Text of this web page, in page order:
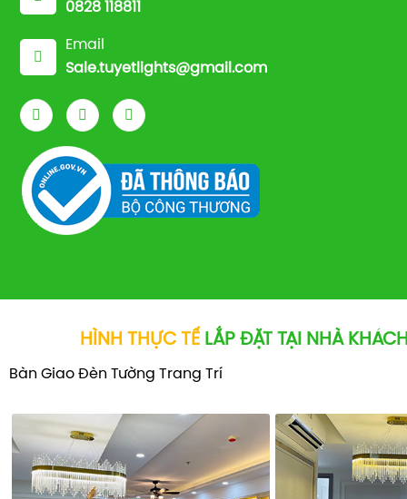
0828 118811
Email
Sale.tuyetlights@gmail.com
HÌNH THỰC TẾ LẮP ĐẶT TẠI NHÀ
Bàn Giao Đèn Tường Trang Trí